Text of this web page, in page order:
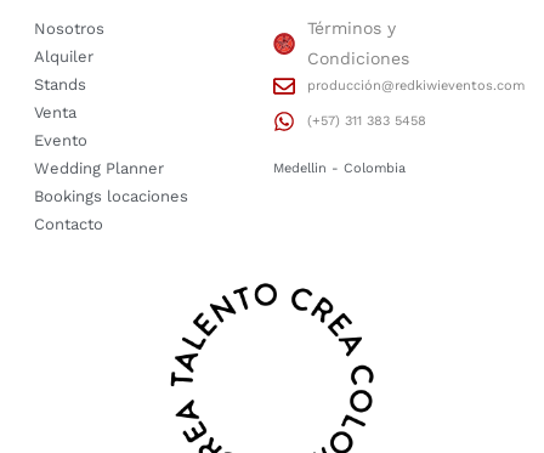
Nosotros
Alquiler
Stands
Venta
Evento
Wedding Planner
Bookings locaciones
Contacto
Términos y
Condiciones
producción@redkiwieventos.com
(+57) 311 383 5458
Medellin - Colombia